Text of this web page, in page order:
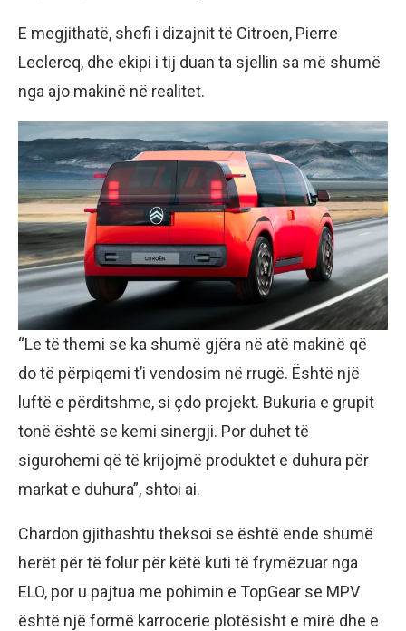
E megjithatë, shefi i dizajnit të Citroen, Pierre
Leclercq, dhe ekipi i tij duan ta sjellin sa më shumë
nga ajo makinë në realitet.
“Le të themi se ka shumë gjëra në atë makinë që
do të përpiqemi t’i vendosim në rrugë. Është një
luftë e përditshme, si çdo projekt. Bukuria e grupit
tonë është se kemi sinergji. Por duhet të
sigurohemi që të krijojmë produktet e duhura për
markat e duhura”, shtoi ai.
Chardon gjithashtu theksoi se është ende shumë
herët për të folur për këtë kuti të frymëzuar nga
ELO, por u pajtua me pohimin e TopGear se MPV
është një formë karrocerie plotësisht e mirë dhe e